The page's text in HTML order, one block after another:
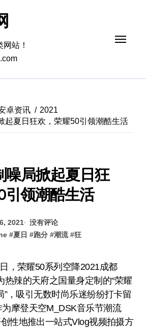
站！
卓资讯
2021
起夏日狂欢，荣耀50引领潮酷生活
局掀起夏日狂
引领潮酷生活
2021
没有评论
#夏日 #跑分 #潮流 #狂
热辣的天府之国量身定制的“荣耀
”，吸引无数时尚乐迷纷纷打卡留
摩登天空M_DSK音乐节潮流
性地推出一站式Vlog视频拍摄方